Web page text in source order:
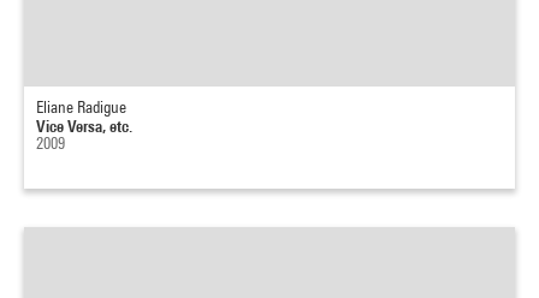
Eliane Radigue
Vice Versa, etc.
2009